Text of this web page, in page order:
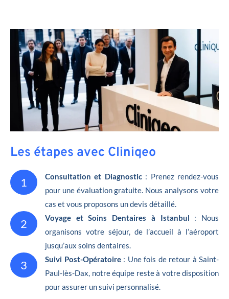
Les étapes avec Cliniqeo
1 Consultation et Diagnostic: Prenez rendez-vous
pour une évaluation gratuite. Nous analysons votre
cas et vous proposons un devis détaillé.
2 Voyage et Soins Dentaires à Istanbul : Nous
organisons votre séjour, de l’accueil à l’aéroport
jusqu’aux soins dentaires.
3 Suivi Post-Opératoire : Une fois de retour à Saint-
Paul-lès-Dax, notre équipe reste à votre disposition
pour assurer un suivi personnalisé.